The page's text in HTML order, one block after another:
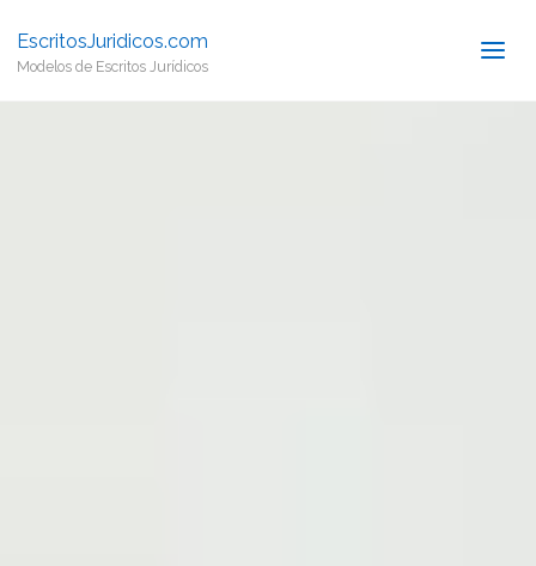
EscritosJuridicos.com
Modelos de Escritos Jurídicos